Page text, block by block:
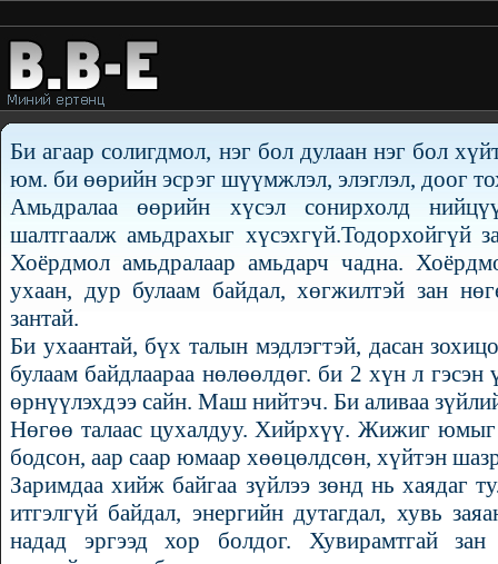
Би агаар солигдмол, нэг бол дулаан нэг бол
юм. би өөрийн эсрэг шүүмжлэл, элэглэл, доог
Амьдралаа өөрийн хүсэл сонирхолд
шалтгаалж амьдрахыг хүсэхгүй.Тодорхойгүй
Хоёрдмол амьдралаар амьдарч чадна.
ухаан, дур булаам байдал, хөгжилтэй зан
зантай.
Би ухаантай, бүх талын мэдлэгтэй, дасан
булаам байдлаараа нөлөөлдөг. би 2 хүн л
өрнүүлэхдээ сайн. Маш нийтэч. Би аливаа
Нөгөө талаас цухалдуу. Хийрхүү. Жижиг юмыг
бодсон, аар саар юмаар хөөцөлдсөн, хүйтэн
Заримдаа хийж байгаа зүйлээ зөнд нь хаядаг
итгэлгүй байдал, энергийн дутагдал, хувь
надад эргээд хор болдог. Хувирамтгай зан